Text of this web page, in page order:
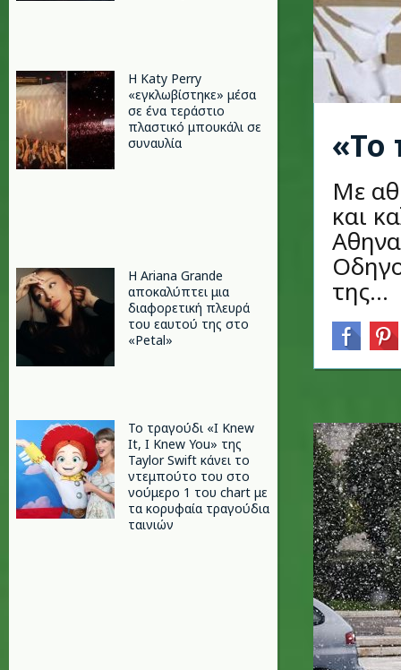
H Katy Perry
«εγκλωβίστηκε» μέσα
σε ένα τεράστιο
πλαστικό μπουκάλι σε
συναυλία
Η Ariana Grande
αποκαλύπτει μια
διαφορετική πλευρά
του εαυτού της στο
«Petal»
Το τραγούδι «I Knew
It, I Knew You» της
Taylor Swift κάνει το
ντεμπούτο του στο
νούμερο 1 του chart με
τα κορυφαία τραγούδια
ταινιών
«Το
Με
και
της...